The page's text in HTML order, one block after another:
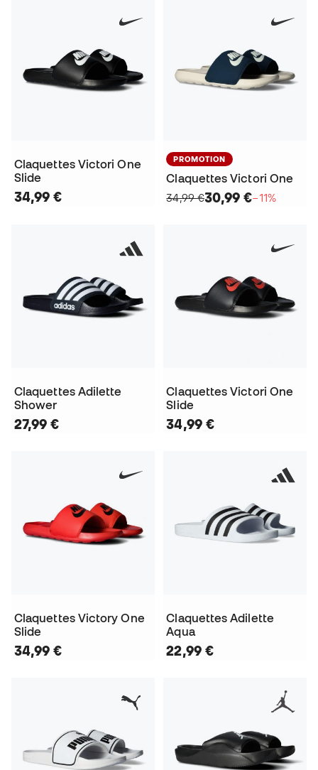
Claquettes Victori One
Slide
34,99 €
PROMOTION
Claquettes Victori One
34,99 €30,99 €−11%
Claquettes Adilette
Shower
27,99 €
Claquettes Victori One
Slide
34,99 €
Claquettes Victory One
Slide
34,99 €
Claquettes Adilette
Aqua
22,99 €